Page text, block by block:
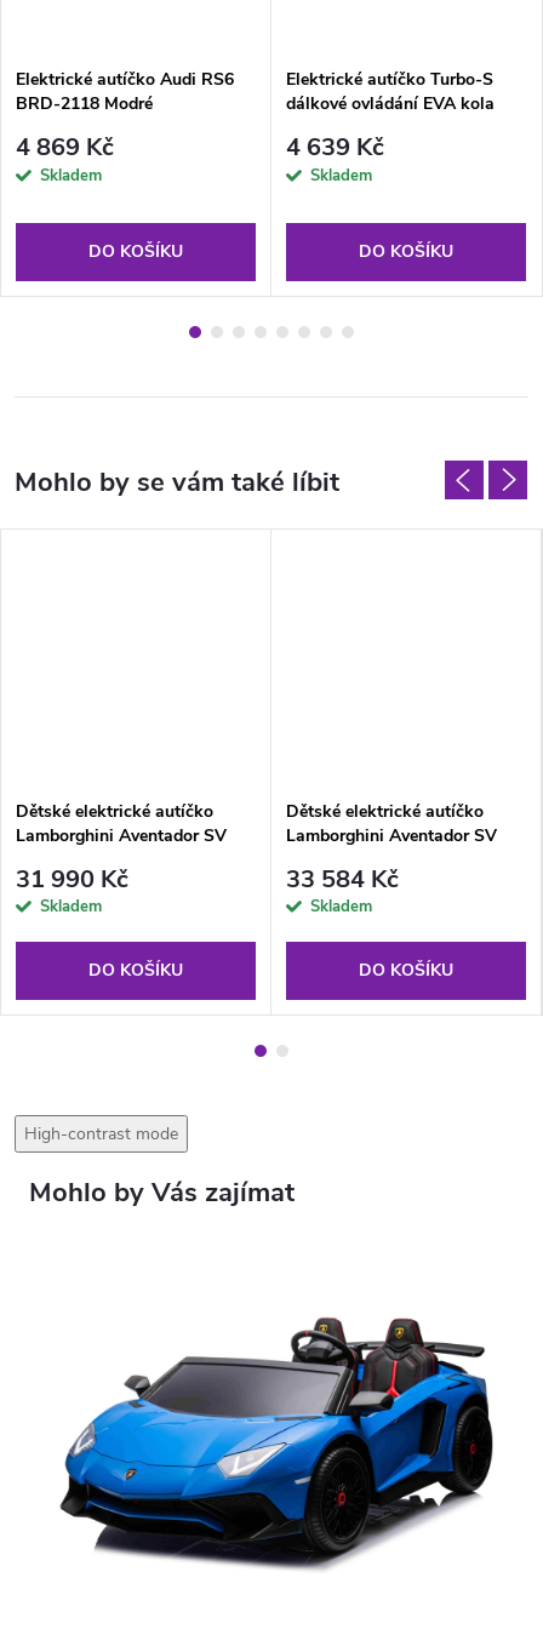
Elektrické autíčko Audi RS6
BRD-2118 Modré
4 869 Kč
Skladem
DO KOŠÍKU
Elektrické autíčko Turbo-S
dálkové ovládání EVA kola
4 639 Kč
Skladem
DO KOŠÍKU
Dětské elektrické autíčko
Lamborghini Aventador SV
31 990 Kč
Skladem
DO KOŠÍKU
Dětské elektrické autíčko
Lamborghini Aventador SV
33 584 Kč
Skladem
DO KOŠÍKU
High-contrast mode